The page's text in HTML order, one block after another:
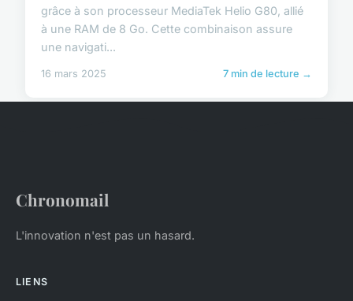
grâce à son processeur MediaTek Helio G80, allié
à une RAM de 8 Go. Cette combinaison assure
une navigati...
16 mars 2025 7 min de lecture →
Chronomail
L'innovation n'est pas un hasard.
LIENS